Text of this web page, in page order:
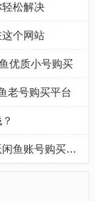
松解决
个网站
优质小号购买
老号购买平台
闲鱼账号出售、咸鱼账号购买、低价稳定活跃闲鱼账号购买流程